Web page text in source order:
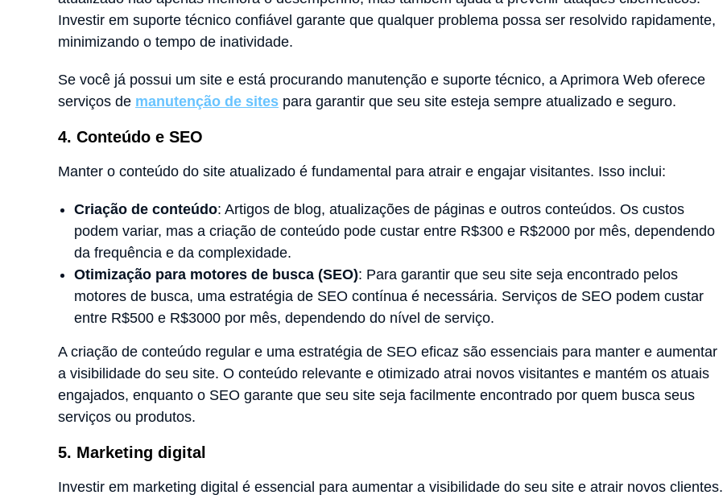
Investir em suporte técnico confiável garante que qualquer problema possa ser resolvido rapidamente,
minimizando o tempo de inatividade.
Se você já possui um site e está procurando manutenção e suporte técnico, a Aprimora Web oferece
serviços de manutenção de sites para garantir que seu site esteja sempre atualizado e seguro.
4. Conteúdo e SEO
Manter o conteúdo do site atualizado é fundamental para atrair e engajar visitantes. Isso inclui:
Criação de conteúdo: Artigos de blog, atualizações de páginas e outros conteúdos. Os custos
podem variar, mas a criação de conteúdo pode custar entre R$300 e R$2000 por mês, dependendo
da frequência e da complexidade.
Otimização para motores de busca (SEO): Para garantir que seu site seja encontrado pelos
motores de busca, uma estratégia de SEO contínua é necessária. Serviços de SEO podem custar
entre R$500 e R$3000 por mês, dependendo do nível de serviço.
A criação de conteúdo regular e uma estratégia de SEO eficaz são essenciais para manter e aumentar
a visibilidade do seu site. O conteúdo relevante e otimizado atrai novos visitantes e mantém os atuais
engajados, enquanto o SEO garante que seu site seja facilmente encontrado por quem busca seus
serviços ou produtos.
5. Marketing digital
Investir em marketing digital é essencial para aumentar a visibilidade do seu site e atrair novos clientes.